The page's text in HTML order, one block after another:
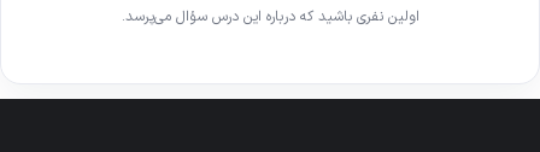
اولین نفری باشید که درباره این درس سؤال می‌پرسد.